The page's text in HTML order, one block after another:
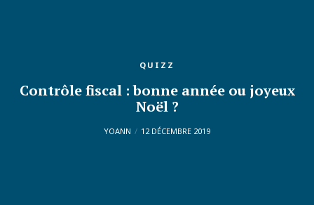
QUIZZ
Contrôle fiscal : bonne année ou joyeux
Noël ?
YOANN 12 DÉCEMBRE 2019